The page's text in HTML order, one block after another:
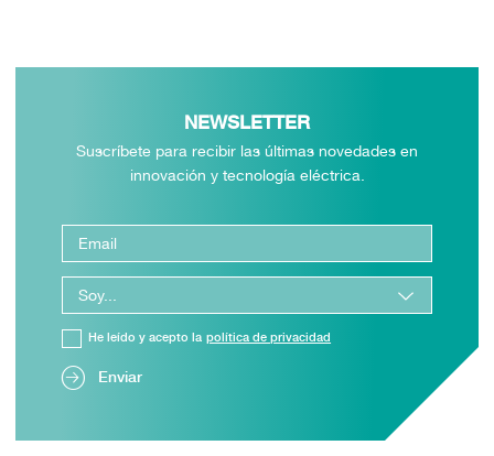
NEWSLETTER
Suscríbete para recibir las últimas novedades en
innovación y tecnología eléctrica.
Enviar
He leído y acepto la política de privacidad